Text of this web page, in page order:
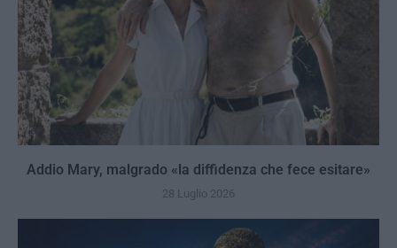
Addio Mary, malgrado «la diffidenza che fece esitare»
28 Luglio 2026